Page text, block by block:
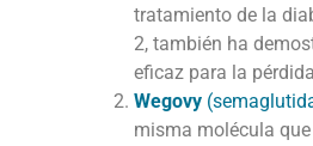
tratamiento de la
2, también ha
eficaz para la
Wegovy
misma molécula